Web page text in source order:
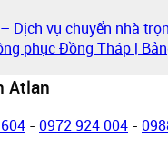
Dịch vụ chuyển nhà
phục Đồng Tháp |
Atlan
- 0972 924 004 -